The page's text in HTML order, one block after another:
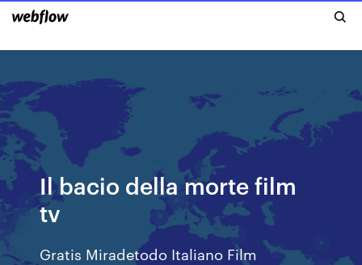
Il bacio della morte film
tv
Gratis Miradetodo Italiano Film